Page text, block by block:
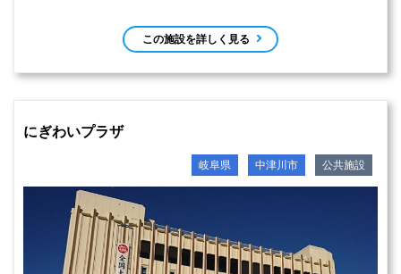
この施設を詳しく見る
にぎわいプラザ
岐阜県 中津川市 公共施設